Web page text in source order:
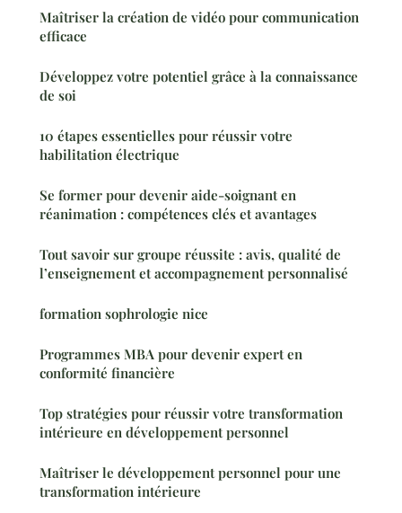
Maîtriser la création de vidéo pour communication
efficace
Développez votre potentiel grâce à la connaissance
de soi
10 étapes essentielles pour réussir votre
habilitation électrique
Se former pour devenir aide-soignant en
réanimation : compétences clés et avantages
Tout savoir sur groupe réussite : avis, qualité de
l’enseignement et accompagnement personnalisé
formation sophrologie nice
Programmes MBA pour devenir expert en
conformité financière
Top stratégies pour réussir votre transformation
intérieure en développement personnel
Maîtriser le développement personnel pour une
transformation intérieure